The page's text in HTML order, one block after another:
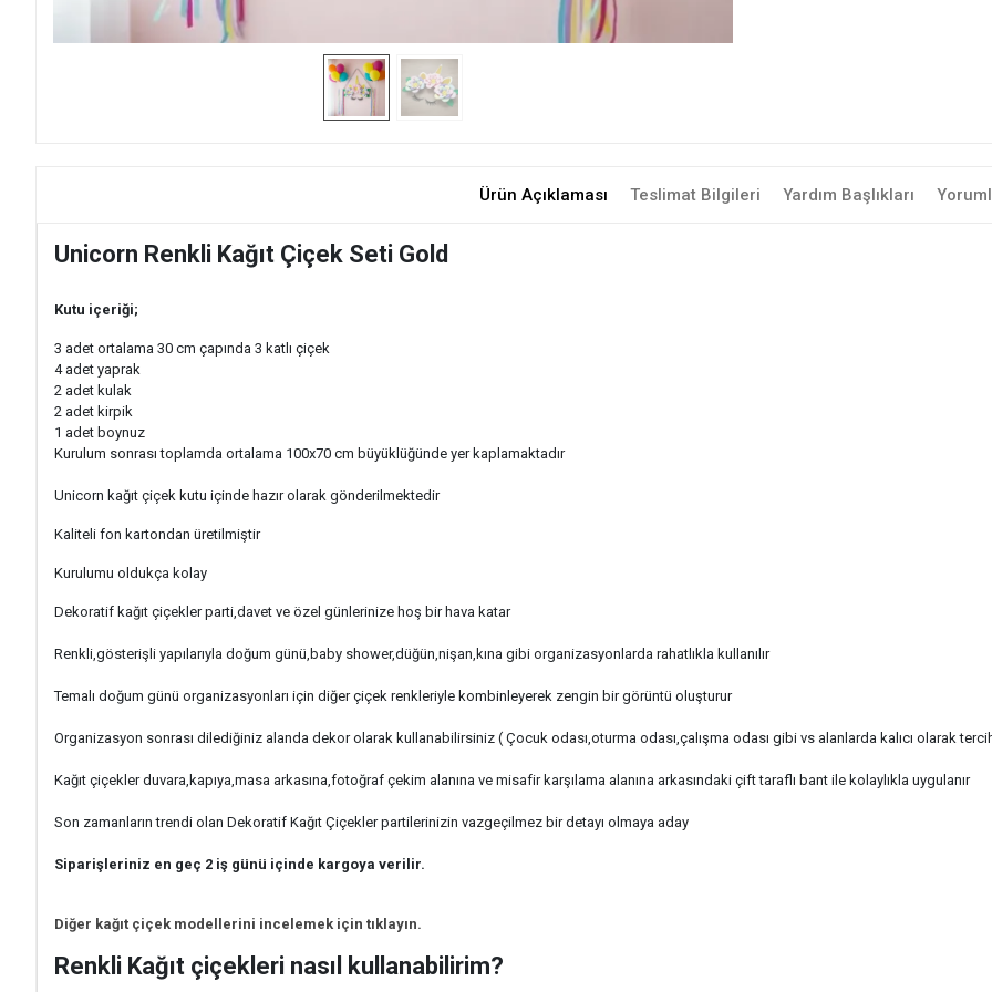
Ürün Açıklaması Teslimat Bilgileri Yardım Başlıkları
Unicorn Renkli Kağıt Çiçek Seti Gold
Kutu içeriği;
3 adet ortalama 30 cm çapında 3 katlı çiçek
4 adet yaprak
2 adet kulak
2 adet kirpik
1 adet boynuz
Kurulum sonrası toplamda ortalama 100x70 cm büyüklüğünde yer kaplamaktadır
Unicorn kağıt çiçek kutu içinde hazır olarak gönderilmektedir
Kaliteli fon kartondan üretilmiştir
Kurulumu oldukça kolay
Dekoratif kağıt çiçekler parti,davet ve özel günlerinize hoş bir hava katar
Renkli,gösterişli yapılarıyla doğum günü,baby shower,düğün,nişan,kına gibi organizasyonlarda rahatlıkla kullanılır
Temalı doğum günü organizasyonları için diğer çiçek renkleriyle kombinleyerek zengin bir görüntü oluşturur
Organizasyon sonrası dilediğiniz alanda dekor olarak kullanabilirsiniz ( Çocuk odası,oturma odası,çalışma odası gibi vs alanlarda kalıcı olarak
Kağıt çiçekler duvara,kapıya,masa arkasına,fotoğraf çekim alanına ve misafir karşılama alanına arkasındaki çift taraflı bant ile kolaylıkla uygulanır
Son zamanların trendi olan Dekoratif Kağıt Çiçekler partilerinizin vazgeçilmez bir detayı olmaya aday
Siparişleriniz en geç 2 iş günü içinde kargoya verilir.
Diğer kağıt çiçek modellerini incelemek için tıklayın.
Renkli Kağıt çiçekleri nasıl kullanabilirim?